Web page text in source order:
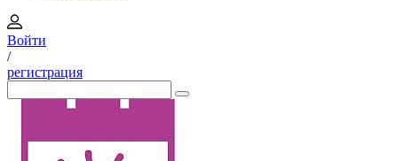
Войти
/
регистрация